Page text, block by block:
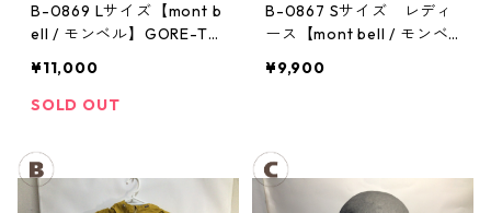
B-0869 Lサイズ【mont b
ell / モンベル】GORE-TE
ンツ：メンズBK
¥11,000
SOLD OUT
B-0867 Sサイズ レディ
ース【mont bell / モンベ
ジャケット： レディース
¥9,900